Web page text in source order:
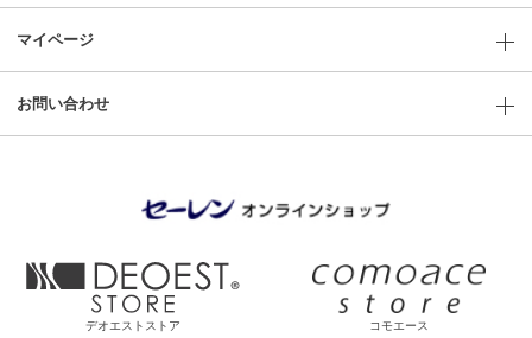
マイページ
お問い合わせ
デオエストストア コモエース